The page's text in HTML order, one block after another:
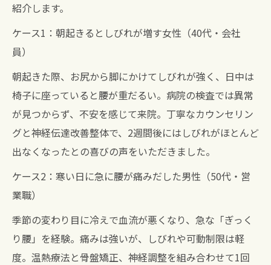
紹介します。
ケース1：朝起きるとしびれが増す女性（40代・会社
員）
朝起きた際、お尻から脚にかけてしびれが強く、日中は
椅子に座っていると腰が重だるい。病院の検査では異常
が見つからず、不安を感じて来院。丁寧なカウンセリン
グと神経伝達改善整体で、2週間後にはしびれがほとんど
出なくなったとの喜びの声をいただきました。
ケース2：寒い日に急に腰が痛みだした男性（50代・営
業職）
季節の変わり目に冷えで血流が悪くなり、急な「ぎっく
り腰」を経験。痛みは強いが、しびれや可動制限は軽
度。温熱療法と骨盤矯正、神経調整を組み合わせて1回